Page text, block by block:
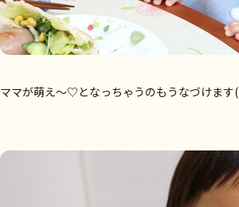
ママが萌え～♡となっちゃうのもうなづけます(